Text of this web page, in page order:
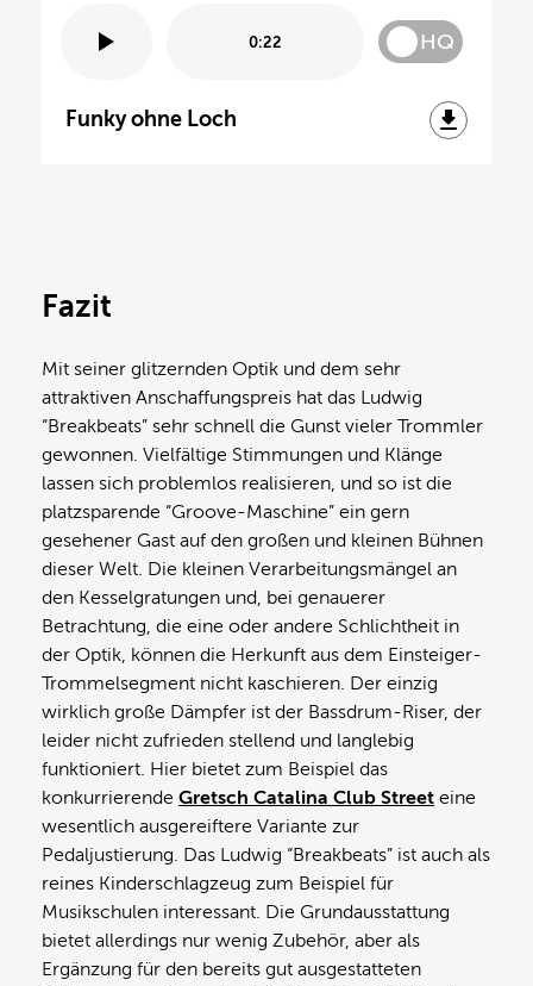
0:22 HQ
Funky ohne Loch
Fazit
Mit seiner glitzernden Optik und dem sehr
attraktiven Anschaffungspreis hat das Ludwig
“Breakbeats” sehr schnell die Gunst vieler Trommler
gewonnen. Vielfältige Stimmungen und Klänge
lassen sich problemlos realisieren, und so ist die
platzsparende “Groove-Maschine” ein gern
gesehener Gast auf den großen und kleinen Bühnen
dieser Welt. Die kleinen Verarbeitungsmängel an
den Kesselgratungen und, bei genauerer
Betrachtung, die eine oder andere Schlichtheit in
der Optik, können die Herkunft aus dem Einsteiger-
Trommelsegment nicht kaschieren. Der einzig
wirklich große Dämpfer ist der Bassdrum-Riser, der
leider nicht zufrieden stellend und langlebig
funktioniert. Hier bietet zum Beispiel das
konkurrierende Gretsch Catalina Club Street eine
wesentlich ausgereiftere Variante zur
Pedaljustierung. Das Ludwig “Breakbeats” ist auch als
reines Kinderschlagzeug zum Beispiel für
Musikschulen interessant. Die Grundausstattung
bietet allerdings nur wenig Zubehör, aber als
Ergänzung für den bereits gut ausgestatteten